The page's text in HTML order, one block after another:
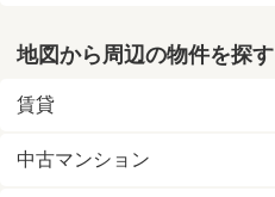
地図から周辺の物件を探す
賃貸
中古マンション